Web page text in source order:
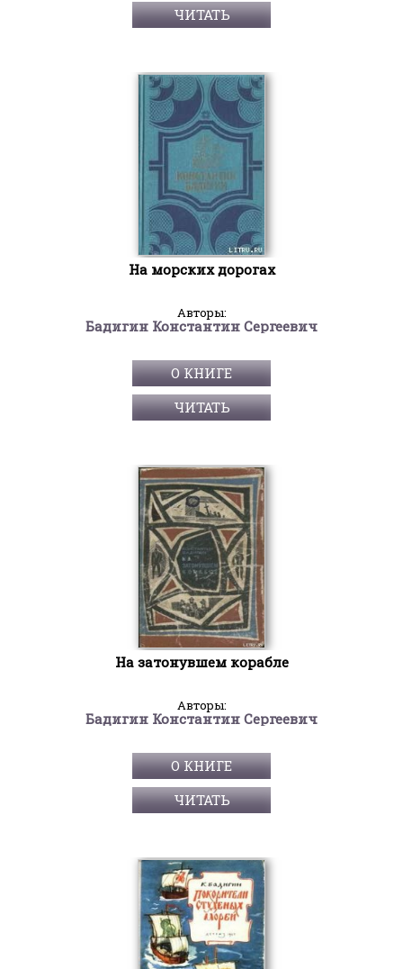
ЧИТАТЬ
На морских дорогах
Авторы:
Бадигин Константин Сергеевич
О КНИГЕ
ЧИТАТЬ
На затонувшем корабле
Авторы:
Бадигин Константин Сергеевич
О КНИГЕ
ЧИТАТЬ